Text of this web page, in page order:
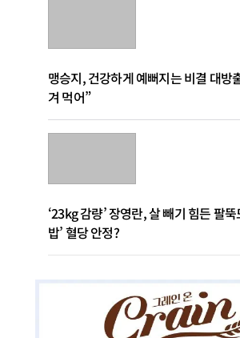
맹승지, 건강하게 예뻐지는 비결 대방
겨 먹어”
‘23kg 감량’ 장영란, 살 빼기 힘든 팔
밥’ 혈당 안정?